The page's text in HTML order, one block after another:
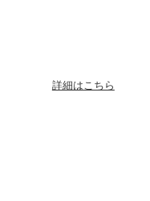
詳細はこちら